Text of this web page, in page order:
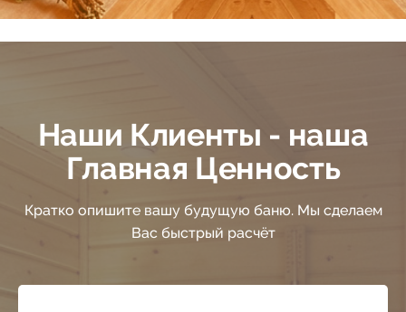
40
41
42
43
Наши Клиенты - наша
Главная Ценность
Кратко опишите вашу будущую баню. Мы сделаем
Вас быстрый расчёт